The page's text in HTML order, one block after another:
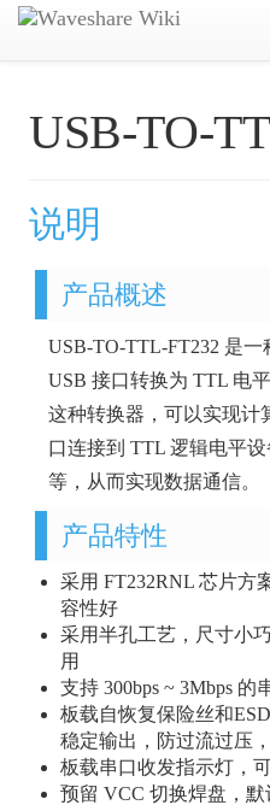
USB-TO-
说明
产品概述
USB-TO-TTL-FT232 是一
USB 接口转换为 TTL 电
这种转换器，可以实现计
口连接到 TTL 逻辑电平
等，从而实现数据通信。
产品特性
采用 FT232RNL 芯片方
容性好
采用半孔工艺，尺寸小
用
支持 300bps ~ 3Mbps 的
板载自恢复保险丝和
稳定输出，防过流过压
板载串口收发指示灯，
预留 VCC 切换焊盘，